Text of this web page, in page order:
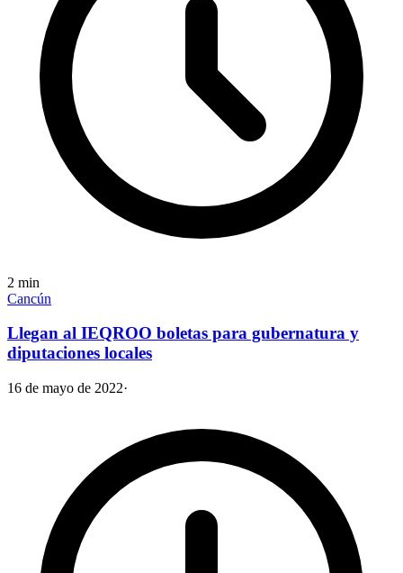
2 min
Cancún
Llegan al IEQROO boletas para gubernatura y
diputaciones locales
16 de mayo de 2022·